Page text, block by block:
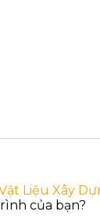
Liệu Xây
của bạn?